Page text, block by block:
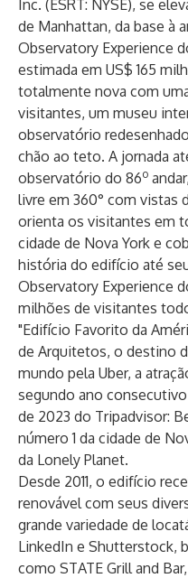
Inc. (ESRT: NYSE), se
de Manhattan, da base à
Observatory Experience
estimada em US$ 165
totalmente nova com
visitantes, um museu
observatório
chão ao teto. A jornada
observatório do 86o
livre em 360° com vistas
orienta os visitantes em
cidade de Nova York e
história do edifício até
Observatory Experience
milhões de visitantes
"Edifício Favorito da
de Arquitetos, o destino
mundo pela Uber, a
segundo ano
de 2023 do Tripadvisor:
número 1 da cidade de
da Lonely Planet.
Desde 2011, o edifício
renovável com seus
grande variedade de
LinkedIn e Shutterstock,
como STATE Grill and